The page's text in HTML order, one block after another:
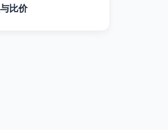
比价